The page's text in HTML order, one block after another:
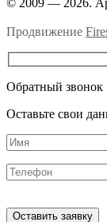
Продвижение
Обратный звонок
Оставьте свои